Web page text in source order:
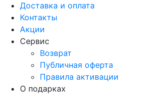
Доставка и оплата
Контакты
Акции
Сервис
Возврат
Публичная оферта
Правила активации
О подарках